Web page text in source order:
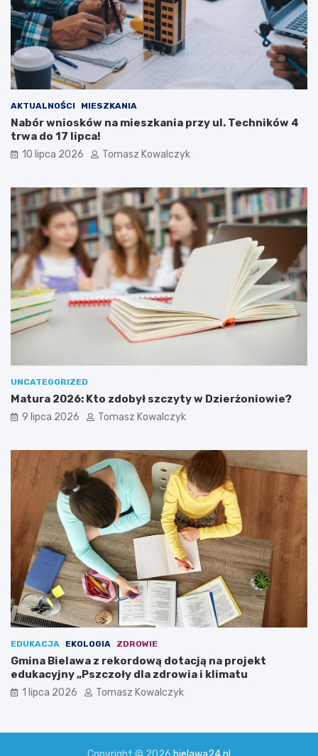
AKTUALNOŚCI MIESZKANIA
Nabór wniosków na mieszkania przy ul. Techników 4
trwa do 17 lipca!
10 lipca 2026 Tomasz Kowalczyk
UNCATEGORIZED
Matura 2026: Kto zdobył szczyty w Dzierżoniowie?
9 lipca 2026 Tomasz Kowalczyk
EDUKACJA EKOLOGIA ZDROWIE
Gmina Bielawa z rekordową dotacją na projekt
edukacyjny „Pszczoły dla zdrowia i klimatu
1 lipca 2026 Tomasz Kowalczyk